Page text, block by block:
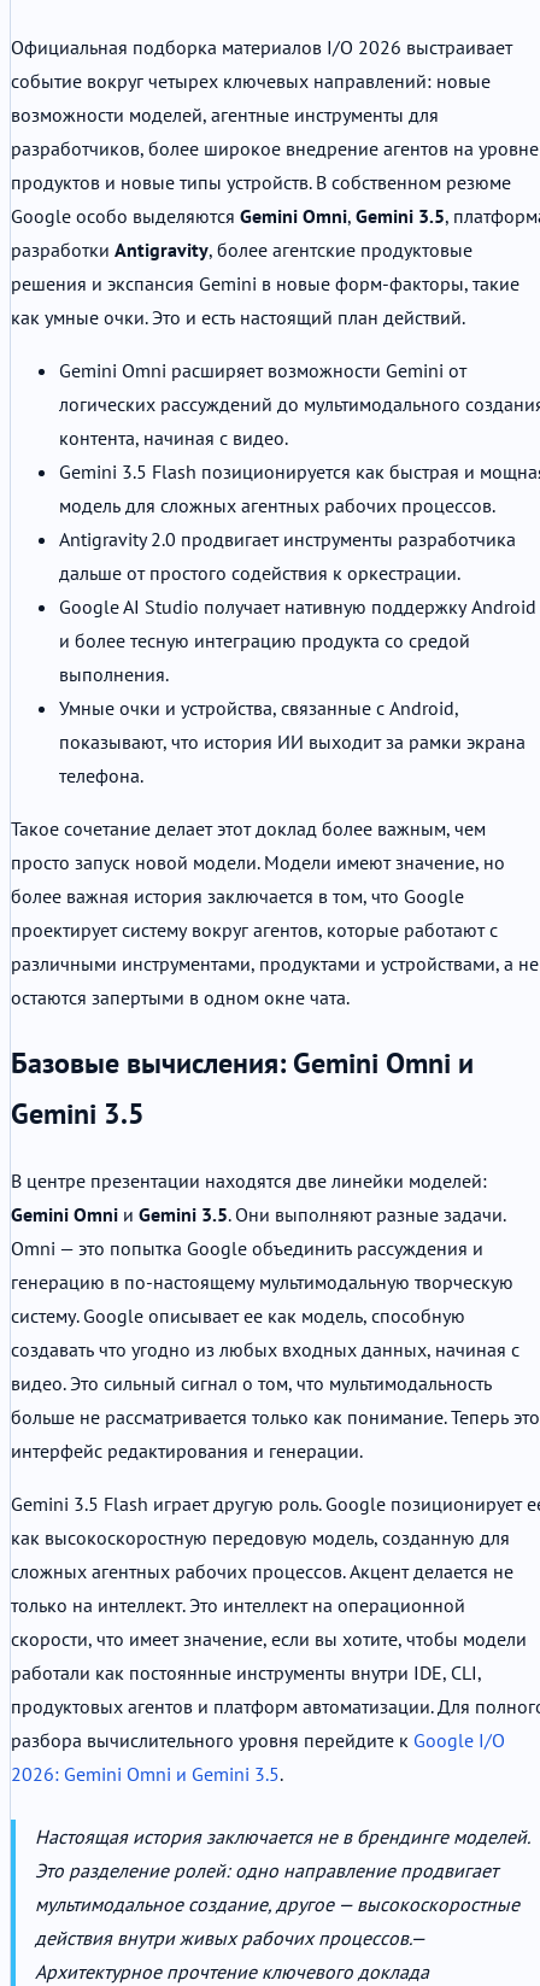
Официальная подборка материалов I/O 2026 выстраивает
событие вокруг четырех ключевых направлений: новые
возможности моделей, агентные инструменты для
разработчиков, более широкое внедрение агентов на уровне
продуктов и новые типы устройств. В собственном резюме
Google особо выделяются Gemini Omni, Gemini 3.5,
разработки Antigravity, более агентские продуктовые
решения и экспансия Gemini в новые форм-факторы, такие
как умные очки. Это и есть настоящий план действий.
Gemini Omni расширяет возможности Gemini от
логических рассуждений до мультимодального
контента, начиная с видео.
Gemini 3.5 Flash позиционируется как быстрая и
модель для сложных агентных рабочих процессов.
Antigravity 2.0 продвигает инструменты разработчика
дальше от простого содействия к оркестрации.
Google AI Studio получает нативную поддержку Android
и более тесную интеграцию продукта со средой
выполнения.
Умные очки и устройства, связанные с Android,
показывают, что история ИИ выходит за рамки экрана
телефона.
Такое сочетание делает этот доклад более важным, чем
просто запуск новой модели. Модели имеют значение, но
более важная история заключается в том, что Google
проектирует систему вокруг агентов, которые работают с
различными инструментами, продуктами и устройствами, а не
остаются запертыми в одном окне чата.
Базовые вычисления: Gemini Omni и
Gemini 3.5
В центре презентации находятся две линейки моделей:
Gemini Omni и Gemini 3.5. Они выполняют разные задачи.
Omni — это попытка Google объединить рассуждения и
генерацию в по-настоящему мультимодальную творческую
систему. Google описывает ее как модель, способную
создавать что угодно из любых входных данных, начиная с
видео. Это сильный сигнал о том, что мультимодальность
больше не рассматривается только как понимание. Теперь это
интерфейс редактирования и генерации.
Gemini 3.5 Flash играет другую роль. Google позиционирует
как высокоскоростную передовую модель, созданную для
сложных агентных рабочих процессов. Акцент делается не
только на интеллект. Это интеллект на операционной
скорости, что имеет значение, если вы хотите, чтобы модели
работали как постоянные инструменты внутри IDE, CLI,
продуктовых агентов и платформ автоматизации. Для
разбора вычислительного уровня перейдите к Google I/O
2026: Gemini Omni и Gemini 3.5.
Настоящая история заключается не в брендинге моделей.
Это разделение ролей: одно направление продвигает
мультимодальное создание, другое — высокоскоростные
действия внутри живых рабочих процессов.—
Архитектурное прочтение ключевого доклада